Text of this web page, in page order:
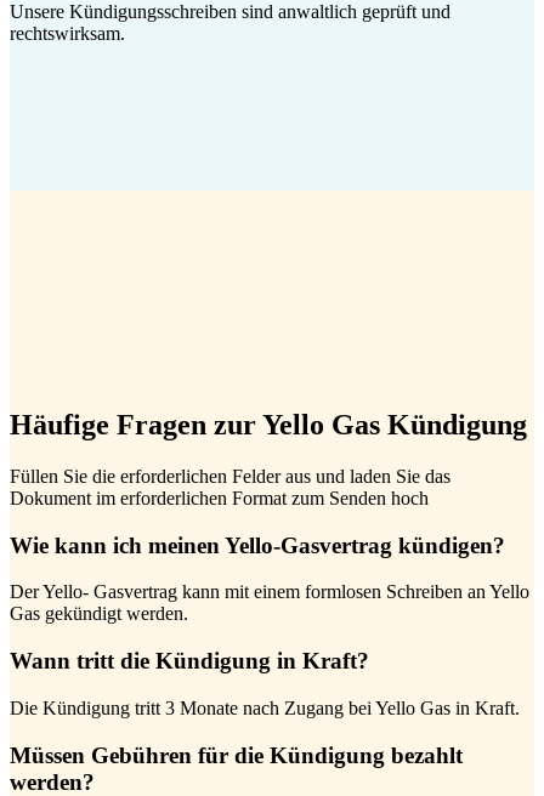
Unsere Kündigungsschreiben sind anwaltlich geprüft und
rechtswirksam.
Häufige Fragen zur Yello Gas Kündigung
Füllen Sie die erforderlichen Felder aus und laden Sie das
Dokument im erforderlichen Format zum Senden hoch
Wie kann ich meinen Yello-Gasvertrag kündigen?
Der Yello- Gasvertrag kann mit einem formlosen Schreiben an Yello
Gas gekündigt werden.
Wann tritt die Kündigung in Kraft?
Die Kündigung tritt 3 Monate nach Zugang bei Yello Gas in Kraft.
Müssen Gebühren für die Kündigung bezahlt
werden?